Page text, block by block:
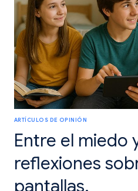
ARTÍCULOS DE OPINIÓN
Entre el miedo
reflexiones
pantallas.